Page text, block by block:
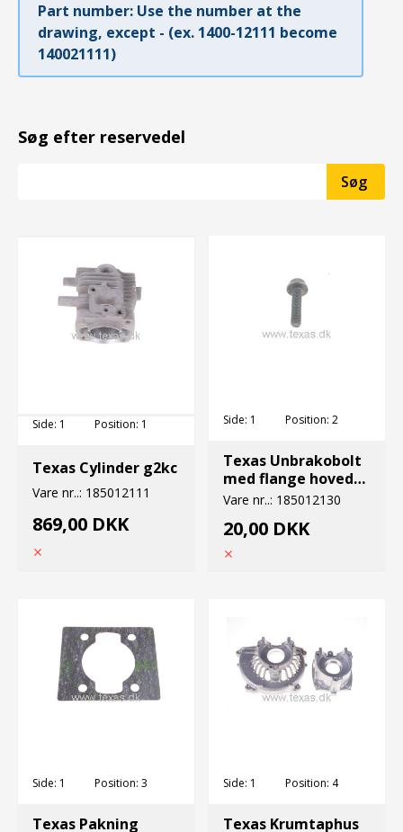
Part number: Use the number at the
drawing, except - (ex. 1400-12111 become
140021111)
Søg efter reservedel
Side: 1 Position: 1
Texas Cylinder g2kc
Vare nr..: 185012111
869,00 DKK
Side: 1 Position: 2
Texas Unbrakobolt
med flange hovede
M5x22
Vare nr..: 185012130
20,00 DKK
Side: 1 Position: 3
Texas Pakning
Side: 1 Position: 4
Texas Krumtaphus